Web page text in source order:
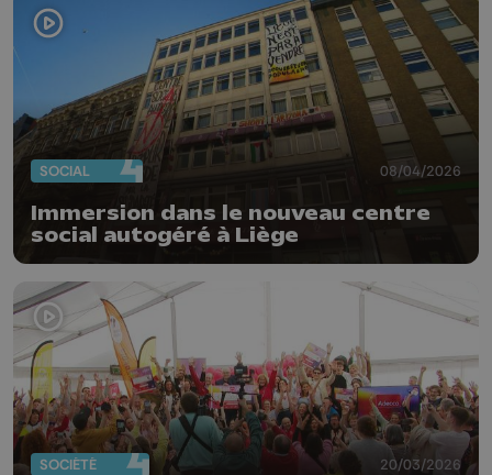
SOCIAL 08/04/2026
Immersion dans le nouveau centre
social autogéré à Liège
SOCIÉTÉ 20/03/2026